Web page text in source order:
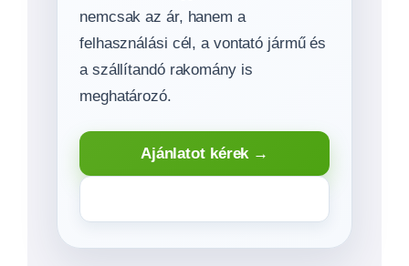
nemcsak az ár, hanem a
felhasználási cél, a vontató jármű és
a szállítandó rakomány is
meghatározó.
Ajánlatot kérek →